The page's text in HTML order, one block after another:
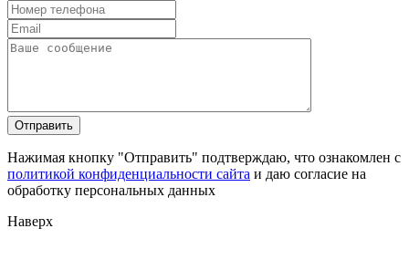
Нажимая кнопку "Отправить" подтверждаю, что ознакомлен с
политикой конфиденциальности сайта и даю согласие на
обработку персональных данных
Наверх